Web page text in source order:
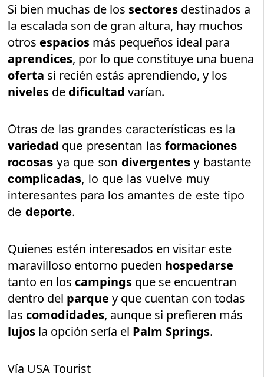
Si bien muchas de los sectores destinados a
la escalada son de gran altura, hay muchos
otros espacios más pequeños ideal para
aprendices, por lo que constituye una buena
oferta si recién estás aprendiendo, y los
niveles de dificultadvarían.
Otras de las grandes características es la
variedad que presentan lasformaciones
rocosas ya que sondivergentesy bastante
complicadas, lo que las vuelve muy
interesantes para los amantes de este tipo
dedeporte.
Quienes estén interesados en visitar este
maravilloso entorno pueden hospedarse
tanto en los campings que se encuentran
dentro del parquey que cuentan con todas
las comodidades, aunque si prefieren más
lujos la opción sería el Palm Springs.
Vía USA Tourist